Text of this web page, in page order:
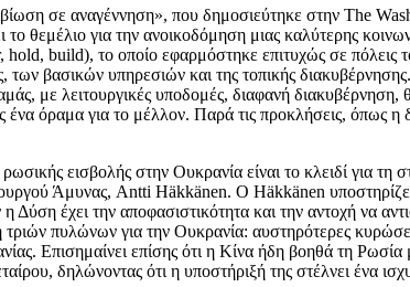
σε αναγέννηση», που δημοσιεύτηκε στην The
θεμέλιο για την ανοικοδόμηση μιας καλύτερης
build), το οποίο εφαρμόστηκε επιτυχώς σε
βασικών υπηρεσιών και της τοπικής
με λειτουργικές υποδομές, διαφανή διακυβέρνηση,
όραμα για το μέλλον. Παρά τις προκλήσεις, όπως
εισβολής στην Ουκρανία είναι το κλειδί για
Άμυνας, Antti Häkkänen. Ο Häkkänen
έχει την αποφασιστικότητα και την αντοχή να
πυλώνων για την Ουκρανία: αυστηρότερες
Επισημαίνει επίσης ότι η Κίνα ήδη βοηθά τη Ρωσία
δηλώνοντας ότι η υποστήριξή της στέλνει ένα